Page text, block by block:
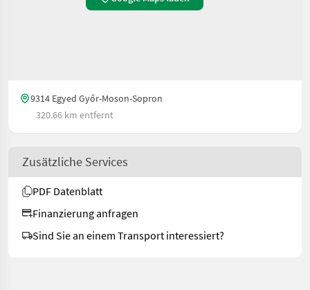
9314 Egyed Győr-Moson-Sopron
320.66 km entfernt
Zusätzliche Services
PDF Datenblatt
Finanzierung anfragen
Sind Sie an einem Transport interessiert?